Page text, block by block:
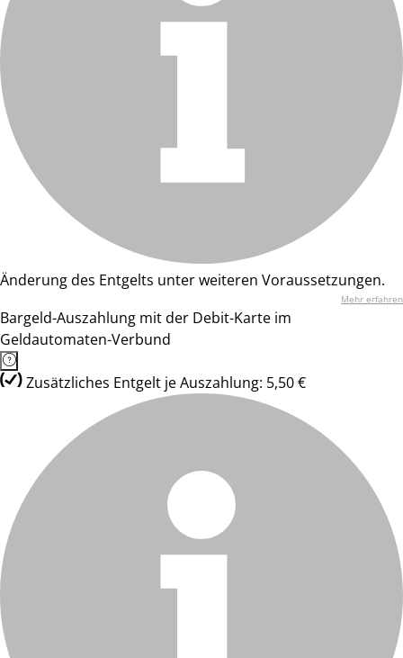
Änderung des Entgelts unter weiteren Voraussetzungen.
Mehr erfahren
Bargeld-Auszahlung mit der Debit-Karte im
Geldautomaten-Verbund
Zusätzliches Entgelt je Auszahlung: 5,50 €